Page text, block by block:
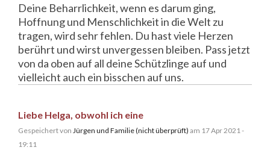
Deine Beharrlichkeit, wenn es darum ging,
Hoffnung und Menschlichkeit in die Welt zu
tragen, wird sehr fehlen. Du hast viele Herzen
berührt und wirst unvergessen bleiben. Pass jetzt
von da oben auf all deine Schützlinge auf und
vielleicht auch ein bisschen auf uns.
Liebe Helga, obwohl ich eine
Gespeichert von Jürgen und Familie (nicht überprüft) am 17 Apr 2021 -
19:11